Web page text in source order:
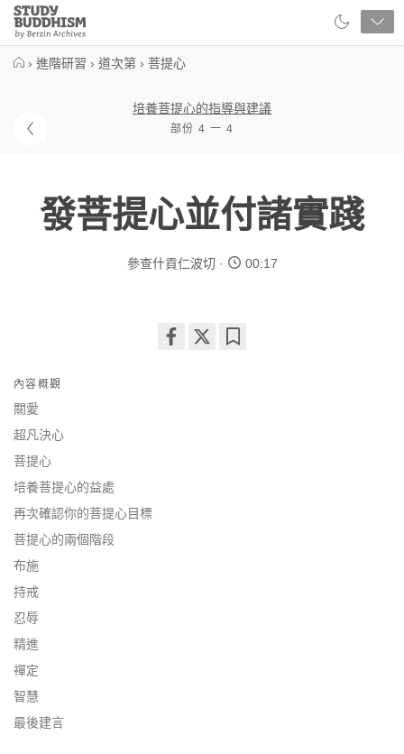
Close
Study
Buddhism
› 進階研習 › 道次第 › 菩提心
培養菩提心的指導與建議
部份 4 一 4
發菩提心並付諸實踐
參查什貢仁波切 00:17
內容概觀
關愛
超凡決心
菩提心
培養菩提心的益處
再次確認你的菩提心目標
菩提心的兩個階段
布施
持戒
忍辱
精進
禪定
智慧
最後建言